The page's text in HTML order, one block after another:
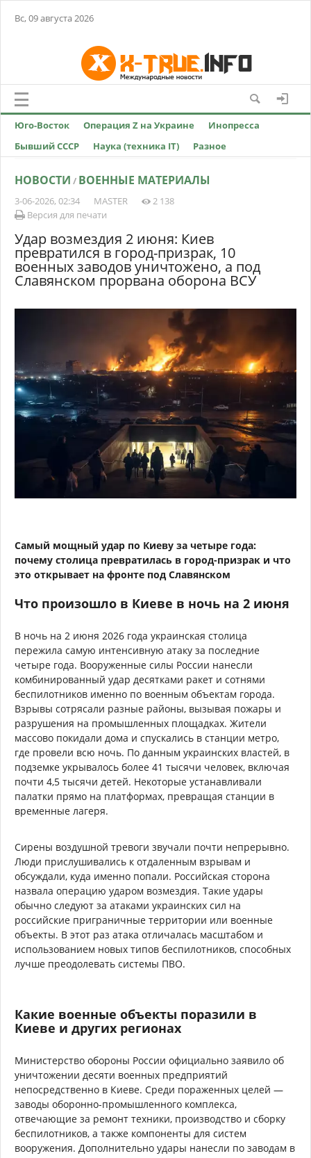
Вс, 09 августа 2026
Юго-Восток Операция Z на Украине
Инопресса
Бывший СССР
Наука (техника IT) Разное
НОВОСТИ / ВОЕННЫЕ МАТЕРИАЛЫ
3-06-2026, 02:34 MASTER
2 138
Версия для печати
Удар возмездия 2 июня: Киев
превратился в город-призрак, 10
военных заводов уничтожено, а под
Славянском прорвана оборона ВСУ
Самый мощный удар по Киеву за четыре года:
почему столица превратилась в город-призрак и что
это открывает на фронте под Славянском
Что произошло в Киеве в ночь на 2 июня
В ночь на 2 июня 2026 года украинская столица
пережила самую интенсивную атаку за последние
четыре года. Вооруженные силы России нанесли
комбинированный удар десятками ракет и сотнями
беспилотников именно по военным объектам города.
Взрывы сотрясали разные районы, вызывая пожары и
разрушения на промышленных площадках. Жители
массово покидали дома и спускались в станции метро,
где провели всю ночь. По данным украинских властей, в
подземке укрывалось более 41 тысячи человек, включая
почти 4,5 тысячи детей. Некоторые устанавливали
палатки прямо на платформах, превращая станции в
временные лагеря.
Сирены воздушной тревоги звучали почти непрерывно.
Люди прислушивались к отдаленным взрывам и
обсуждали, куда именно попали. Российская сторона
назвала операцию ударом возмездия. Такие удары
обычно следуют за атаками украинских сил на
российские приграничные территории или военные
объекты. В этот раз атака отличалась масштабом и
использованием новых типов беспилотников, способных
лучше преодолевать системы ПВО.
Какие военные объекты поразили в
Киеве и других регионах
Министерство обороны России официально заявило об
уничтожении десяти военных предприятий
непосредственно в Киеве. Среди пораженных целей —
заводы оборонно-промышленного комплекса,
отвечающие за ремонт техники, производство и сборку
беспилотников, а также компоненты для систем
вооружения. Дополнительно удары нанесли по заводам в